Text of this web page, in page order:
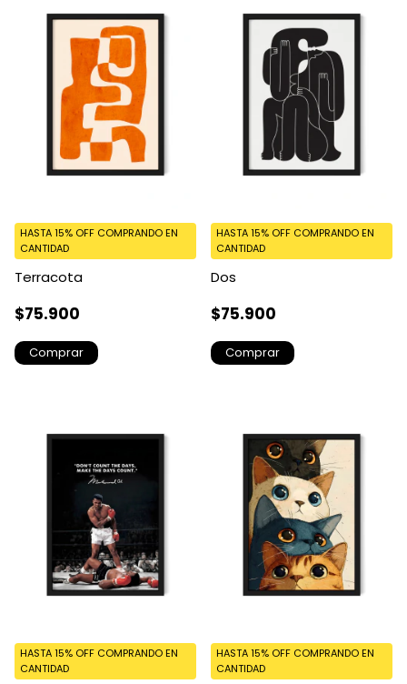
Terracota
$75.900
HASTA 15% OFF COMPRANDO EN
CANTIDAD
Comprar
Dos
$75.900
HASTA 15% OFF COMPRANDO EN
CANTIDAD
Comprar
HASTA 15% OFF COMPRANDO EN
CANTIDAD
HASTA 15% OFF COMPRANDO EN
CANTIDAD